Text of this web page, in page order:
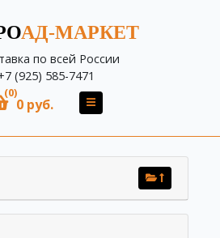
АД-МАРКЕТ
по всей России
(925) 585-7471
(0)
0 руб.